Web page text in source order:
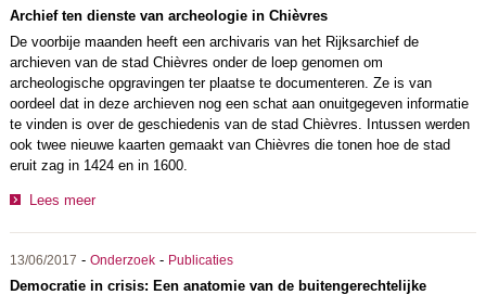
Archief ten dienste van archeologie in Chièvres
De voorbije maanden heeft een archivaris van het Rijksarchief de
archieven van de stad Chièvres onder de loep genomen om
archeologische opgravingen ter plaatse te documenteren. Ze is van
oordeel dat in deze archieven nog een schat aan onuitgegeven informatie
te vinden is over de geschiedenis van de stad Chièvres. Intussen werden
ook twee nieuwe kaarten gemaakt van Chièvres die tonen hoe de stad
eruit zag in 1424 en in 1600.
Lees meer
13/06/2017 - Onderzoek- Publicaties
Democratie in crisis: Een anatomie van de buitengerechtelijke